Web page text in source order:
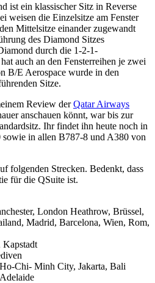
ist ein klassischer Sitz in Reverse
weisen die Einzelsitze am Fenster
Mittelsitze einander zugewandt
des Diamond Sitzes
durch die 1-2-1-
auch an den Fensterreihen je zwei
B/E Aerospace wurde in den
Sitze.
Review derQatar Airways
anschauen könnt, war bis zur
Ihr findet ihn heute noch in
sowie in allen B787-8 und A380 von
folgenden Strecken. Bedenkt, dass
für die QSuite ist.
London Heathrow, Brüssel,
Madrid, Barcelona, Wien, Rom,
Kapstadt
Chi- Minh City, Jakarta, Bali